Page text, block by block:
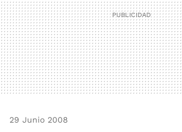
29 Junio 2008